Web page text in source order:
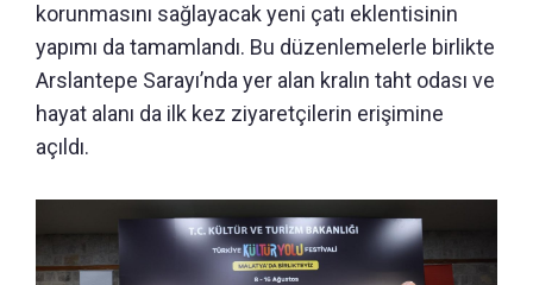
korunmasını sağlayacak yeni çatı eklentisinin
yapımı da tamamlandı. Bu düzenlemelerle birlikte
Arslantepe Sarayı’nda yer alan kralın taht odası ve
hayat alanı da ilk kez ziyaretçilerin erişimine
açıldı.